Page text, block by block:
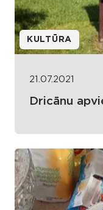
KULTŪRA
21.07.2021
Dricānu